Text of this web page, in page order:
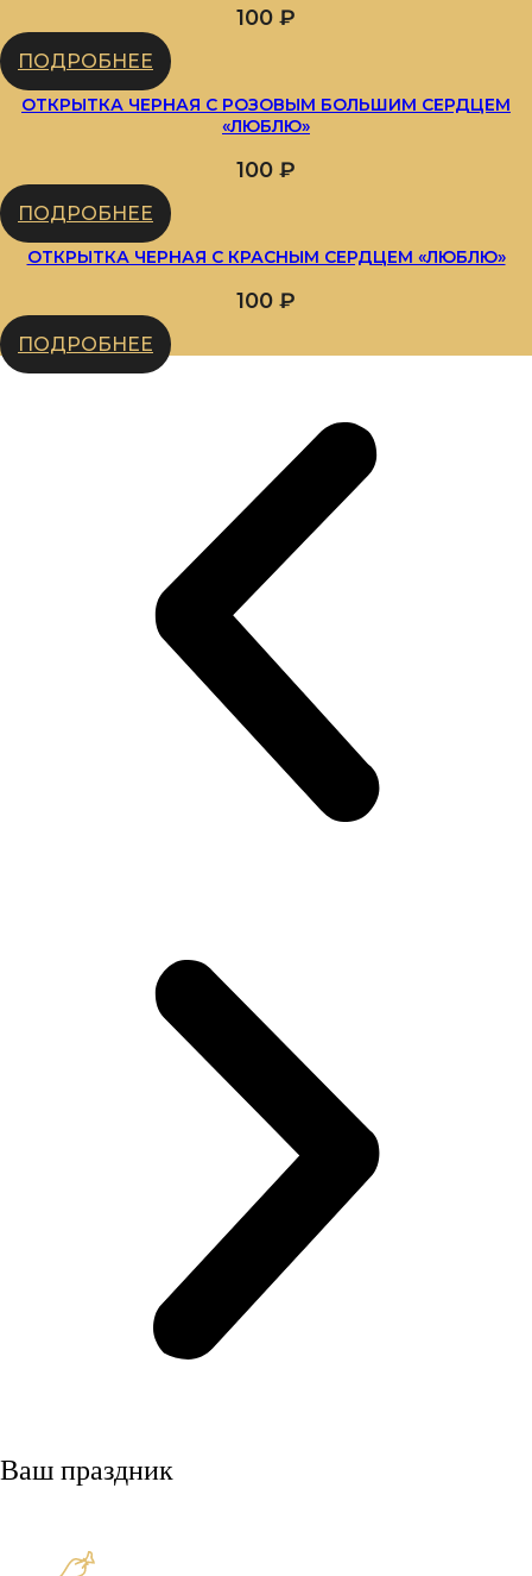
100 ₽
ПОДРОБНЕЕ
ОТКРЫТКА ЧЕРНАЯ С РОЗОВЫМ БОЛЬШИМ СЕРДЦЕМ
«ЛЮБЛЮ»
100 ₽
ПОДРОБНЕЕ
ОТКРЫТКА ЧЕРНАЯ С КРАСНЫМ СЕРДЦЕМ «ЛЮБЛЮ»
100 ₽
ПОДРОБНЕЕ
Ваш праздник